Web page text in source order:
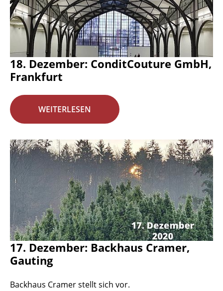
18. Dezember: ConditCouture GmbH,
Frankfurt
WEITERLESEN
17. Dezember: Backhaus Cramer,
Gauting
Backhaus Cramer stellt sich vor.